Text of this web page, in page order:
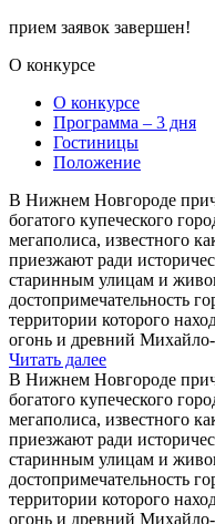
прием заявок завершен!
О конкурсе
О конкурсе
Программа – 3 дня
Гостиницы
Положение
В Нижнем Новгороде
богатого купеческого
мегаполиса, известного
приезжают ради
старинным улицам и
достопримечательность
территории которого
огонь и древний
Читать далее
В Нижнем Новгороде
богатого купеческого
мегаполиса, известного
приезжают ради
старинным улицам и
достопримечательность
территории которого
огонь и древний